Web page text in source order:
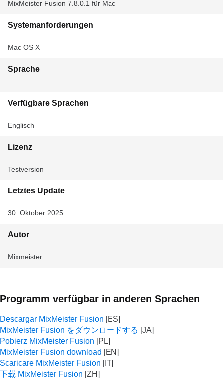
MixMeister Fusion 7.8.0.1 für Mac
Systemanforderungen
Mac OS X
Sprache
Verfügbare Sprachen
Englisch
Lizenz
Testversion
Letztes Update
30. Oktober 2025
Autor
Mixmeister
Programm verfügbar in anderen Sprachen
Descargar MixMeister Fusion
MixMeister Fusion をダウンロードする
Pobierz MixMeister Fusion
MixMeister Fusion download
Scaricare MixMeister Fusion
下载 MixMeister Fusion